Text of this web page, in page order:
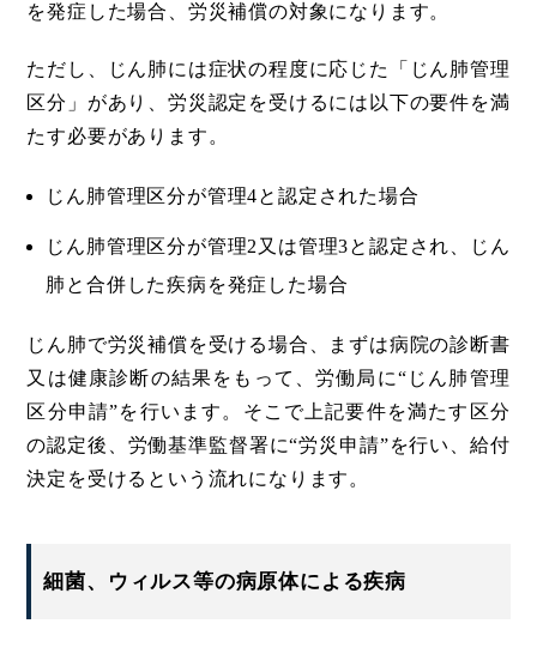
を発症した場合、労災補償の対象になります。
ただし、じん肺には症状の程度に応じた「じん肺管理
区分」があり、労災認定を受けるには以下の要件を満
たす必要があります。
じん肺管理区分が管理4と認定された場合
じん肺管理区分が管理2又は管理3と認定され、じん
肺と合併した疾病を発症した場合
じん肺で労災補償を受ける場合、まずは病院の診断書
又は健康診断の結果をもって、労働局に“じん肺管理
区分申請”を行います。そこで上記要件を満たす区分
の認定後、労働基準監督署に“労災申請”を行い、給付
決定を受けるという流れになります。
細菌、ウィルス等の病原体による疾病